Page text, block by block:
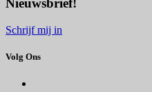
Nieuwsbrief!
Schrijf mij in
Volg Ons